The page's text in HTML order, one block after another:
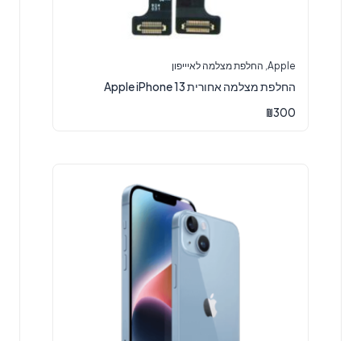
Apple החלפת מצלמה לאיייפון
החלפת מצלמה אחורית Apple iPhone 13
₪300